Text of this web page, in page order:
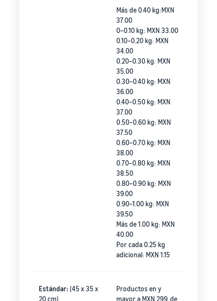
Más de 0.40 kg:MXN
37.00
0–0.10 kg: MXN 33.00
0.10–0.20 kg: MXN
34.00
0.20–0.30 kg: MXN
35.00
0.30–0.40 kg: MXN
36.00
0.40–0.50 kg: MXN
37.00
0.50–0.60 kg: MXN
37.50
0.60–0.70 kg: MXN
38.00
0.70–0.80 kg: MXN
38.50
0.80–0.90 kg: MXN
39.00
0.90–1.00 kg: MXN
39.50
Más de 1.00 kg: MXN
40.00
Por cada 0.25 kg
adicional: MXN 1.15
Estándar: (45 x 35 x
20 cm)
Productos en y
mayor a MXN 299, de